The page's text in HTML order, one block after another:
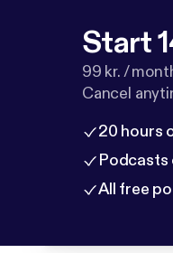
Start
99 kr. /
Cancel
20 hours
Podcasts
All free